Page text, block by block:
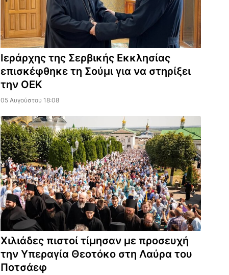
Ιεράρχης της Σερβικής Εκκλησίας
επισκέφθηκε τη Σούμι για να στηρίξει
την ΟΕΚ
05 Αυγούστου 18:08
Χιλιάδες πιστοί τίμησαν με προσευχή
την Υπεραγία Θεοτόκο στη Λαύρα του
Ποτσάεφ